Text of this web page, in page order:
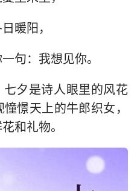
暖阳，
句：我想见你。
七夕是诗人眼里的风花
憬天上的牛郎织女‬，
和礼物。